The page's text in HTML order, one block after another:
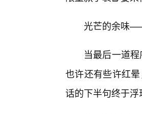
光芒的余味
当最后一道
也许还有些许红
话的下半句终于